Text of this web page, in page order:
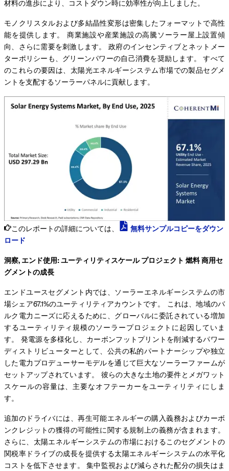
材料の進歩により、コストダウン時に効率性が向上しました。
モノクリスタルおよび多結晶性変形は密集したフォーマットで高性
能を提供します。 商業施設や産業施設の高騰ソーラー屋上設置傾
向、さらに需要を刺激します。 政府のインセンティブとネットメー
ターポリシーも、グリーンパワーの自己消費を奨励します。 すべて
のこれらの要因は、太陽光エネルギーシステム市場での製品セグメ
ントを支配するソーラーパネルに貢献します。
このレポートの詳細については、
無料サンプルコピーをダウン
ロード
洞察, エンド使用: ユーティリティスケール プロジェクト 燃料 商用セ
グメントの成長
エンドユースセグメント内では、ソーラーエネルギーシステムの市
場シェア67.1%のユーティリティアカウントです。 これは、地域のバ
ルク電力ニーズに応えるために、グローバルに委託されている増加
するユーティリティ規模のソーラープロジェクトに起因していま
す。 発電源を多様化し、カーボンフットプリントを削減するパワー
ディストリビューターとして、公共の私的パートナーシップや独立
した電力プロデューサーモデルを通じて巨大なソーラーファームが
セットアップされています。 彼らの大きな土地の要件とメガワット
スケールの容量は、主要なオフテーカーをユーティリティにしま
す。
追加のドライバには、再生可能エネルギーの購入義務およびカーボ
ンクレジットの獲得の可能性に関する規制上の義務が含まれます。
さらに、太陽エネルギーシステムの市場におけるこのセグメントの
関税率ドライブの成長を提供する太陽エネルギーシステムの水平化
コストを低下させます。 集中監視および減らされた配分の損失はま